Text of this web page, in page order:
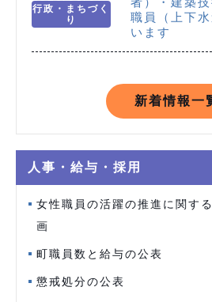
行政・まちづく
り
職員（上下
います
新着情報一
人事・給与・採用
女性職員の活躍の推進に関す
画
町職員数と給与の公表
懲戒処分の公表